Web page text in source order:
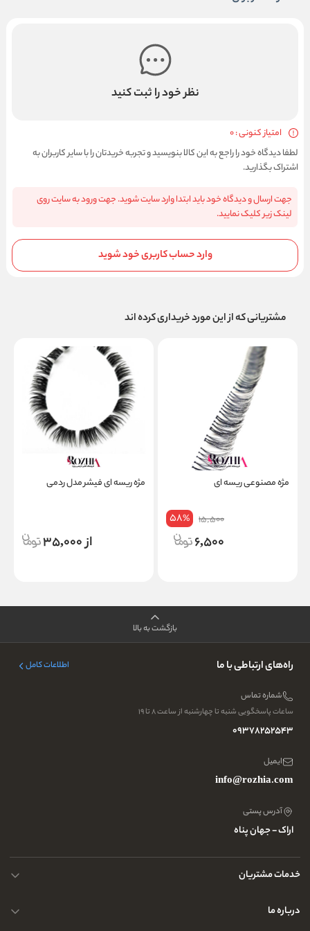
نظر خود را ثبت کنید
امتیاز کنونی : 0
لطفا دیدگاه خود را راجع به این کالا بنویسید و تجربه خریدتان را با سایر کاربران به
اشتراک بگذارید.
جهت ارسال و دیدگاه خود باید ابتدا وارد سایت شوید. جهت ورود به سایت روی
لینک زیر کلیک نمایید.
وارد حساب کاربری خود شوید
مشتریانی که از این مورد خریداری کرده اند
مژه مصنوعی ریسه ای
15,500
58%
6,500
مژه ریسه ای فیشر مدل ردمی
از 35,000
بازگشت به بالا
راه‌های ارتباطی با ما اطلاعات کامل
شماره تماس
ساعات پاسخگویی شنبه تا چهارشنبه از ساعت ۸ تا ۱۹
09378252543
ایمیل
info@rozhia.com
آدرس پستی
اراک - جهان پناه
خدمات مشتریان
حریم خصوصی کاربران
درباره ما